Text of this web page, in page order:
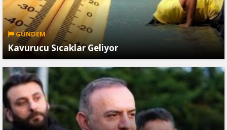
GÜNDEM
Kavurucu Sıcaklar Geliyor